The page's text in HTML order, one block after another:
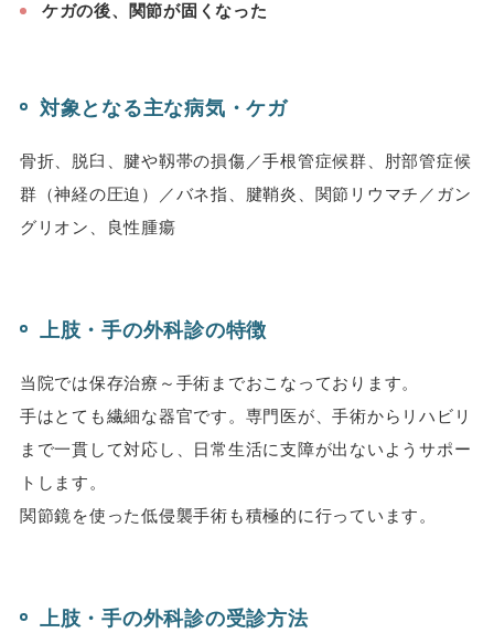
ケガの後、関節が固くなった
対象となる主な病気・ケガ
骨折、脱臼、腱や靱帯の損傷／手根管症候群、肘部管症候
群（神経の圧迫）／バネ指、腱鞘炎、関節リウマチ／ガン
グリオン、良性腫瘍
上肢・手の外科診の特徴
当院では保存治療～手術までおこなっております。
手はとても繊細な器官です。専門医が、手術からリハビリ
まで一貫して対応し、日常生活に支障が出ないようサポー
トします。
関節鏡を使った低侵襲手術も積極的に行っています。
上肢・手の外科診の受診方法